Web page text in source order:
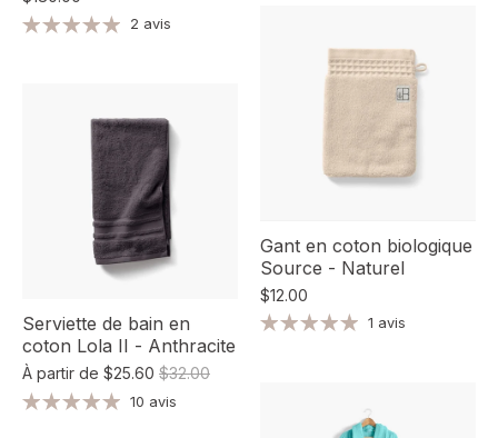
2 avis
Serviette de bain en
coton Lola II - Anthracite
À partir de $25.60 $32.00
10 avis
Gant en coton biologique
Source - Naturel
$12.00
1 avis